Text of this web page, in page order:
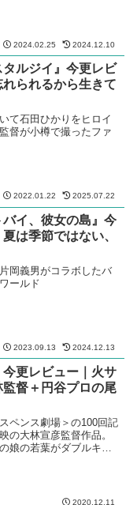
2024.02.25 2024.12.10
タルジイ』今更レビ
れられるから生きて
て石田ひかりをヒロイ
督が小樽で撮ったファ
2022.01.22 2025.07.22
バイ、彼女の島』今
は季節ではない、
岡義男がコラボしたバ
ールド
2023.09.13 2024.12.13
今更レビュー｜火サ
監督＋円谷プロの尾
ペンス劇場＞の100回記
の大林宣彦監督作品。
娘の若葉がダブルキャ
2020.12.11